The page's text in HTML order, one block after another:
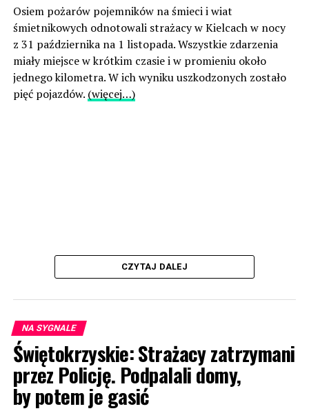
Osiem pożarów pojemników na śmieci i wiat
śmietnikowych odnotowali strażacy w Kielcach w nocy
z 31 października na 1 listopada. Wszystkie zdarzenia
miały miejsce w krótkim czasie i w promieniu około
jednego kilometra. W ich wyniku uszkodzonych zostało
pięć pojazdów. (więcej…)
CZYTAJ DALEJ
NA SYGNALE
Świętokrzyskie: Strażacy zatrzymani
przez Policję. Podpalali domy,
by potem je gasić